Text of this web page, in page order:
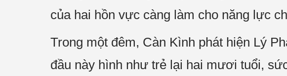
của hai hồn vực càng làm cho năng lực
Trong một đêm, Càn Kình phát hiện Lý
đầu này hình như trẻ lại hai mươi tuổi,